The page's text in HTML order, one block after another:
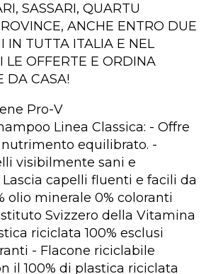
SASSARI, QUARTU
ANCHE ENTRO DUE
IN TUTTA ITALIA E NEL
LE OFFERTE E ORDINA
DA CASA!
Pro-V
Linea Classica: - Offre
equilibrato. -
visibilmente sani e
capelli fluenti e facili da
olio minerale 0% coloranti
Svizzero della Vitamina
riciclata 100% esclusi
- Flacone riciclabile
il 100% di plastica riciclata